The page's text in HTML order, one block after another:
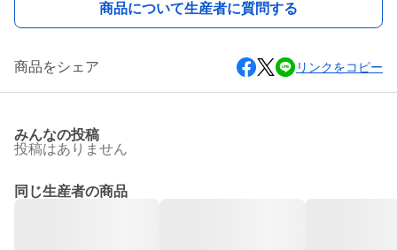
商品について生産者に質問する
商品をシェア リンクをコピー
みんなの投稿
投稿はありません
同じ生産者の商品